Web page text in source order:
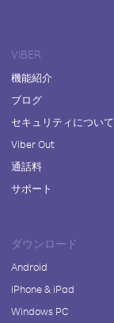
VIBER
機能紹介
ブログ
セキュリティについて
Viber Out
通話料
サポート
ダウンロード
Android
iPhone & iPad
Windows PC